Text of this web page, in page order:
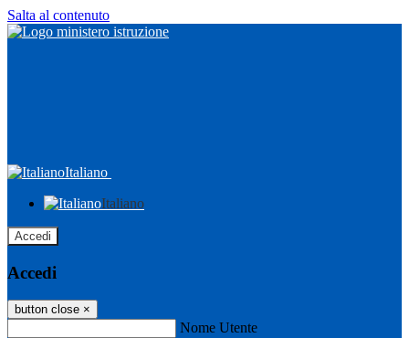
Salta al contenuto
Italiano
Italiano
Accedi
Accedi
button close ×
Nome Utente